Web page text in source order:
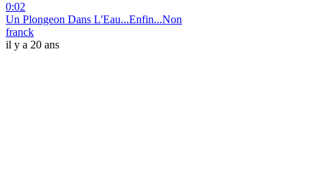
0:02
Un Plongeon Dans L'Eau...Enfin...Non
franck
il y a 20 ans